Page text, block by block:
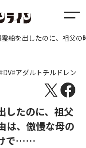
メ
ニ
ュ
霊船を出したのに、祖父
DV アダルトチルドレン
したのに、祖父
は、傲慢な母の
で……